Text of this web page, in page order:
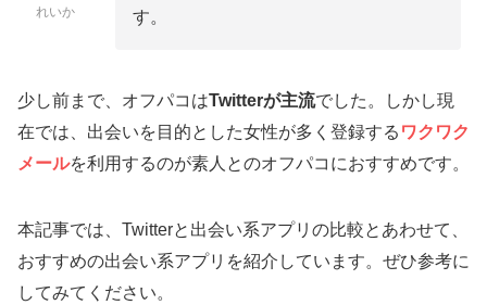
れいか
す。
少し前まで、オフパコはTwitterが主流でした。しかし現
在では、出会いを目的とした女性が多く登録する ワクワク
メールを利用するのが素人とのオフパコにおすすめです。
本記事では、Twitterと出会い系アプリの比較とあわせて、
おすすめの出会い系アプリを紹介しています。ぜひ参考に
してみてください。